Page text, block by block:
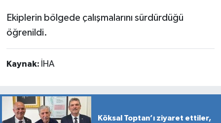
Ekiplerin bölgede çalışmalarını sürdürdüğü
öğrenildi.
Kaynak: İHA
Köksal Toptan’ı ziyaret ettiler,